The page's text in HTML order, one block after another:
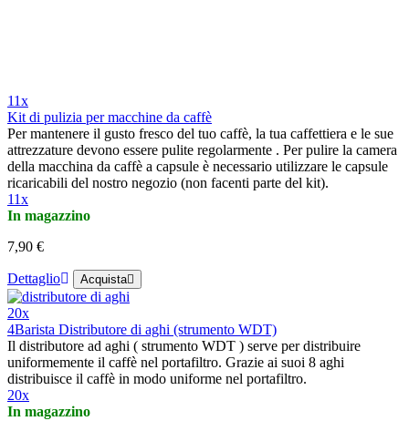
11x
Kit di pulizia per macchine da caffè
Per mantenere il gusto fresco del tuo caffè, la tua caffettiera e le sue
attrezzature devono essere pulite regolarmente . Per pulire la camera
della macchina da caffè a capsule è necessario utilizzare le capsule
ricaricabili del nostro negozio (non facenti parte del kit).
11x
In magazzino
7,90 €
Dettaglio Acquista
20x
4Barista Distributore di aghi (strumento WDT)
Il distributore ad aghi ( strumento WDT ) serve per distribuire
uniformemente il caffè nel portafiltro. Grazie ai suoi 8 aghi
distribuisce il caffè in modo uniforme nel portafiltro.
20x
In magazzino